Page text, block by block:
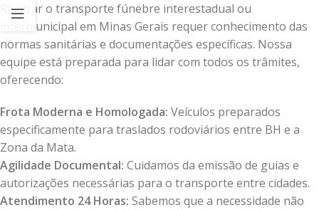
Realizar o transporte fúnebre interestadual ou
intermunicipal em Minas Gerais requer conhecimento das
normas sanitárias e documentações específicas. Nossa
equipe está preparada para lidar com todos os trâmites,
oferecendo:
Frota Moderna e Homologada: Veículos preparados
especificamente para traslados rodoviários entre BH e a
Zona da Mata.
Agilidade Documental: Cuidamos da emissão de guias e
autorizações necessárias para o transporte entre cidades.
Atendimento 24 Horas: Sabemos que a necessidade não